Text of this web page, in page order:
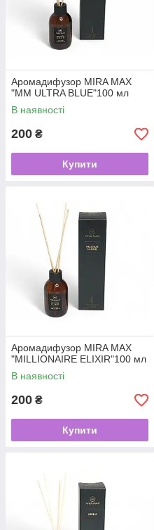
Аромадифузор MIRA MAX
"MM ULTRA BLUE"100 мл
В наявності
200 ₴
Купити
Аромадифузор MIRA MAX
"MILLIONAIRE ELIXIR"100 мл
В наявності
200 ₴
Купити